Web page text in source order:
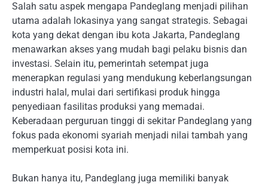
Salah satu aspek mengapa Pandeglang menjadi pilihan
utama adalah lokasinya yang sangat strategis. Sebagai
kota yang dekat dengan ibu kota Jakarta, Pandeglang
menawarkan akses yang mudah bagi pelaku bisnis dan
investasi. Selain itu, pemerintah setempat juga
menerapkan regulasi yang mendukung keberlangsungan
industri halal, mulai dari sertifikasi produk hingga
penyediaan fasilitas produksi yang memadai.
Keberadaan perguruan tinggi di sekitar Pandeglang yang
fokus pada ekonomi syariah menjadi nilai tambah yang
memperkuat posisi kota ini.
Bukan hanya itu, Pandeglang juga memiliki banyak